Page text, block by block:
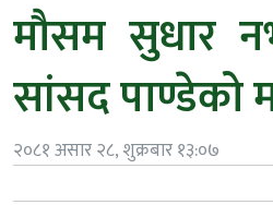
मौसम सुधार
सांसद पाण्डेको
२०८१ असार २८, शुक्रबार १३:०७